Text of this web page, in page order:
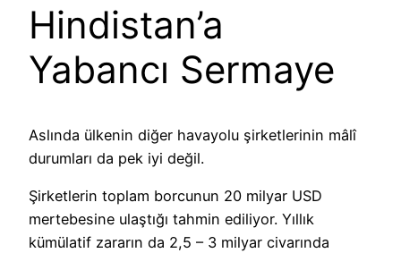
Hindistan’a
Yabancı Sermaye
Aslında ülkenin diğer havayolu şirketlerinin mâlî
durumları da pek iyi değil.
Şirketlerin toplam borcunun 20 milyar USD
mertebesine ulaştığı tahmin ediliyor. Yıllık
kümülatif zararın da 2,5 – 3 milyar civarında